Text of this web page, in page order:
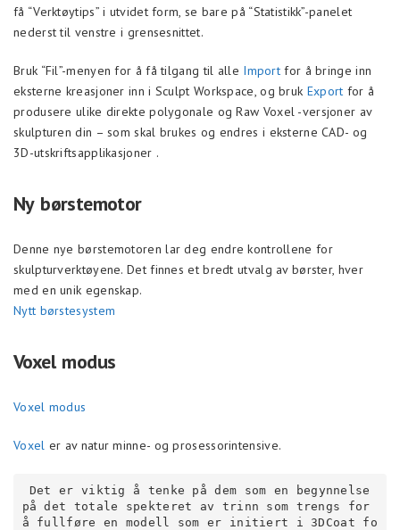
få “Verktøytips” i utvidet form, se bare på “Statistikk”-panelet
nederst til venstre i grensesnittet.
Bruk “Fil”-menyen for å få tilgang til alle Import for å bringe inn
eksterne kreasjoner inn i Sculpt Workspace, og bruk Export for å
produsere ulike direkte polygonale og Raw Voxel -versjoner av
skulpturen din – som skal brukes og endres i eksterne CAD- og
3D-utskriftsapplikasjoner .
Ny børstemotor
Denne nye børstemotoren lar deg endre kontrollene for
skulpturverktøyene. Det finnes et bredt utvalg av børster, hver
med en unik egenskap.
Nytt børstesystem
Voxel modus
Voxel modus
Voxel er av natur minne- og prosessorintensive.
på det totale spekteret av trinn som trengs for
å fullføre en modell som er initiert i 3DCoat fo